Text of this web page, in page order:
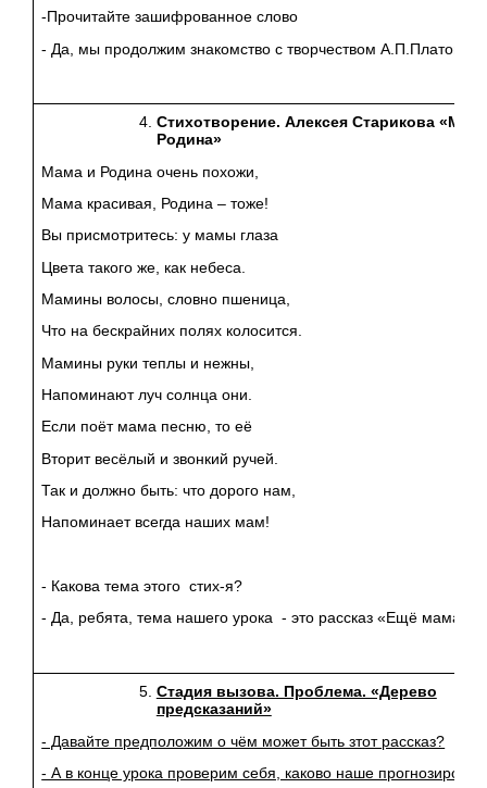
-Прочитайте зашифрованное слово
- Да, мы продолжим знакомство с творчеством А.П.Платонова
Стихотворение. Алексея Старикова
Родина»
Мама и Родина очень похожи,
Мама красивая, Родина – тоже!
Вы присмотритесь: у мамы глаза
Цвета такого же, как небеса.
Мамины волосы, словно пшеница,
Что на бескрайних полях колосится.
Мамины руки теплы и нежны,
Напоминают луч солнца они.
Если поёт мама песню, то её
Вторит весёлый и звонкий ручей.
Так и должно быть: что дорого нам,
Напоминает всегда наших мам!
- Какова тема этого стих-я?
- Да, ребята, тема нашего урока - это рассказ «Ещё мама»
Стадия вызова. Проблема. «Дерево
предсказаний»
- Давайте предположим о чём может быть зтот рассказ?
- А в конце урока проверим себя, каково наше